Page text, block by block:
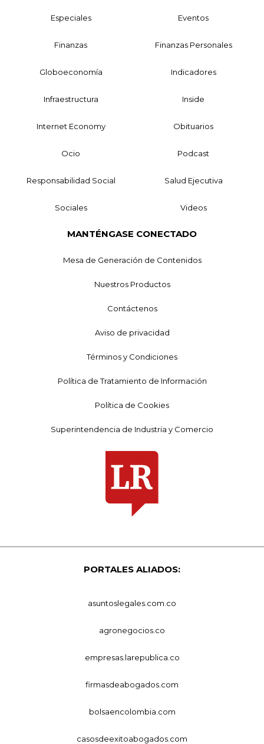
Especiales Eventos
Finanzas Finanzas Personales
Globoeconomía Indicadores
Infraestructura Inside
Internet Economy Obituarios
Ocio Podcast
Responsabilidad Social Salud Ejecutiva
Sociales Videos
MANTÉNGASE CONECTADO
Mesa de Generación de Contenidos
Nuestros Productos
Contáctenos
Aviso de privacidad
Términos y Condiciones
Política de Tratamiento de Información
Política de Cookies
Superintendencia de Industria y Comercio
PORTALES ALIADOS:
asuntoslegales.com.co
agronegocios.co
empresas.larepublica.co
firmasdeabogados.com
bolsaencolombia.com
casosdeexitoabogados.com